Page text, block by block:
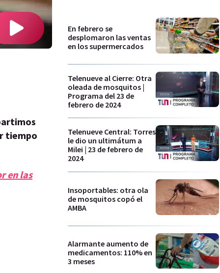
tiempo
en las
En febrero se
desplomaron las ventas
en los supermercados
Telenueve al Cierre: Otra
oleada de mosquitos |
Programa del 23 de
febrero de 2024
Telenueve Central: Torres
le dio un ultimátum a
Milei | 23 de febrero de
2024
Insoportables: otra ola
de mosquitos copó el
AMBA
Alarmante aumento de
medicamentos: 110% en
3 meses